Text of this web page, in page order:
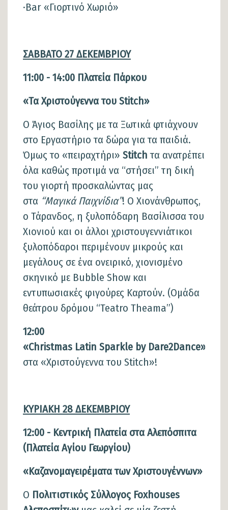
·Bar «Γιορτινό Χωριό»
ΣΑΒΒΑΤΟ 27 ΔΕΚΕΜΒΡΙΟΥ
11:00 - 14:00 Πλατεία Πάρκου
«Τα Χριστούγεννα του Stitch»
Ο Άγιος Βασίλης με τα Ξωτικά φτιάχνουν
στο Εργαστήριο τα δώρα για τα παιδιά.
Όμως το «πειραχτήρι» Stitch τα ανατρέπει
όλα καθώς προτιμά να “στήσει” τη δική
του γιορτή προσκαλώντας μας
στα “Μαγικά Παιχνίδια”! Ο Χιονάνθρωπος,
ο Τάρανδος, η ξυλοπόδαρη Βασίλισσα του
Χιονιού και οι άλλοι χριστουγεννιάτικοι
ξυλοπόδαροι περιμένουν μικρούς και
μεγάλους σε ένα ονειρικό, χιονισμένο
σκηνικό με Bubble Show και
εντυπωσιακές φιγούρες Καρτούν. (Ομάδα
θεάτρου δρόμου “Teatro Theama”)
12:00
«Christmas Latin Sparkle by Dare2Dance»
στα «Χριστούγεννα του Stitch»!
ΚΥΡΙΑΚΗ 28 ΔΕΚΕΜΒΡΙΟΥ
12:00 - Κεντρική Πλατεία στα Αλεπόσπιτα
(Πλατεία Αγίου Γεωργίου)
«Καζανομαγειρέματα των Χριστουγέννων»
Ο Πολιτιστικός Σύλλογος Foxhouses